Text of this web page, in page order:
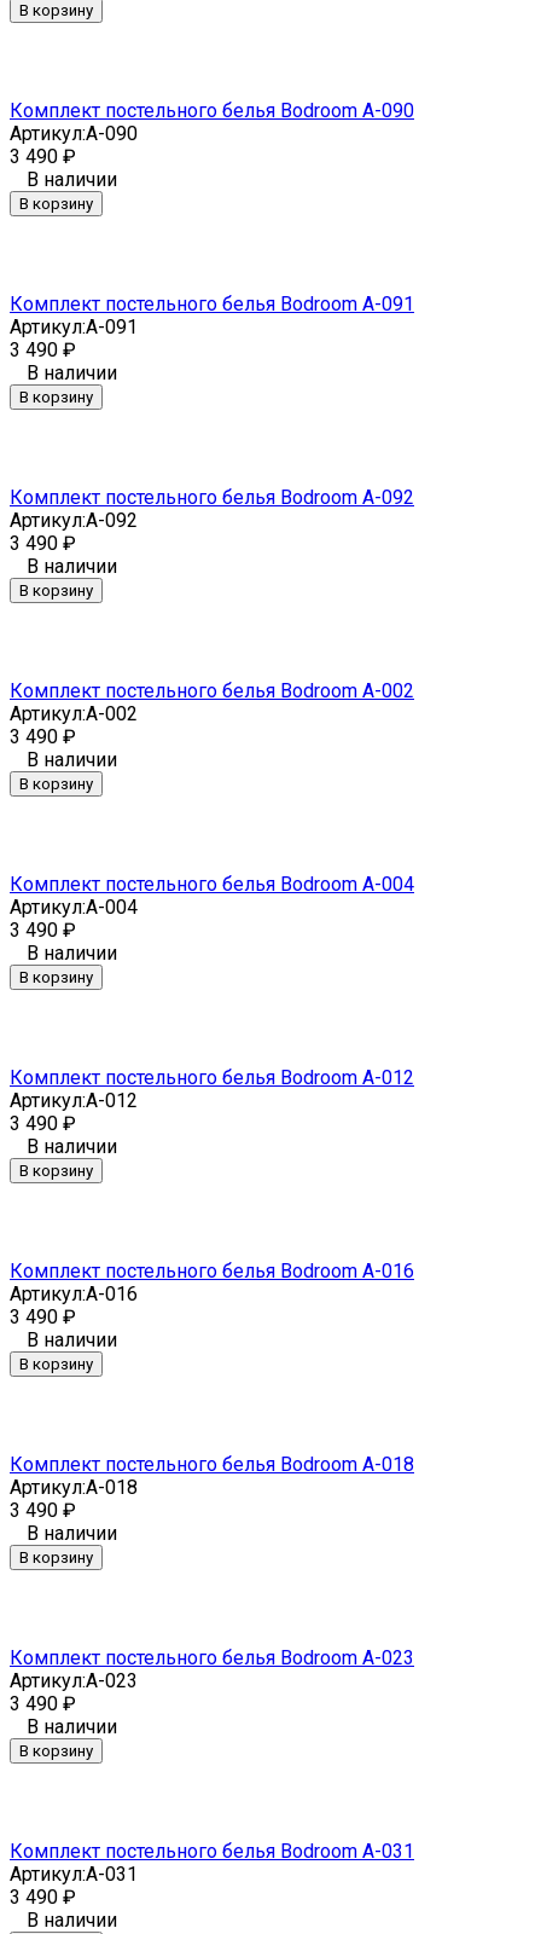
В корзину
Комплект постельного белья Bodroom A-090
Артикул:A-090
3 490 ₽
В наличии
В корзину
Комплект постельного белья Bodroom A-091
Артикул:A-091
3 490 ₽
В наличии
В корзину
Комплект постельного белья Bodroom A-092
Артикул:A-092
3 490 ₽
В наличии
В корзину
Комплект постельного белья Bodroom A-002
Артикул:A-002
3 490 ₽
В наличии
В корзину
Комплект постельного белья Bodroom A-004
Артикул:A-004
3 490 ₽
В наличии
В корзину
Комплект постельного белья Bodroom A-012
Артикул:A-012
3 490 ₽
В наличии
В корзину
Комплект постельного белья Bodroom A-016
Артикул:A-016
3 490 ₽
В наличии
В корзину
Комплект постельного белья Bodroom A-018
Артикул:A-018
3 490 ₽
В наличии
В корзину
Комплект постельного белья Bodroom A-023
Артикул:A-023
3 490 ₽
В наличии
В корзину
Комплект постельного белья Bodroom A-031
Артикул:A-031
3 490 ₽
В наличии